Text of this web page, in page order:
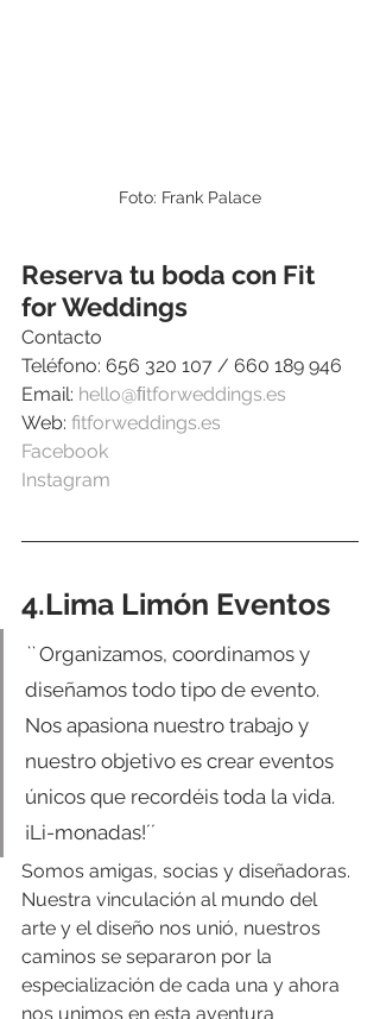
Foto: Frank Palace
Reserva tu boda con Fit
for Weddings
Contacto
Teléfono: 656 320 107 / 660 189 946
Email: hello@ﬁtforweddings.es
Web: fitforweddings.es
Facebook
Instagram
4.Lima Limón Eventos
`` Organizamos, coordinamos y
diseñamos todo tipo de evento.
Nos apasiona nuestro trabajo y
nuestro objetivo es crear eventos
únicos que recordéis toda la vida.
¡Li-monadas!´´
Somos amigas, socias y diseñadoras.
Nuestra vinculación al mundo del
arte y el diseño nos unió, nuestros
caminos se separaron por la
especialización de cada una y ahora
nos unimos en esta aventura